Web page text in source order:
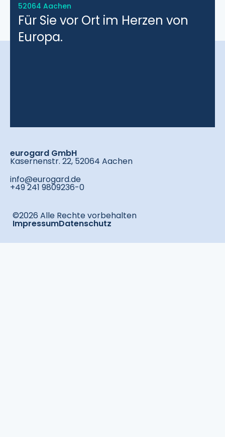
52064 Aachen
Für Sie vor Ort im Herzen von
Europa.
eurogard GmbH
Kasernenstr. 22, 52064 Aachen
info@eurogard.de
+49 241 9809236-0
©2026 Alle Rechte vorbehalten
ImpressumDatenschutz